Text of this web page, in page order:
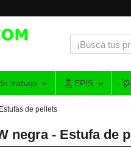
trabajo EPIS
Estufas de pellets
negra - Estufa de